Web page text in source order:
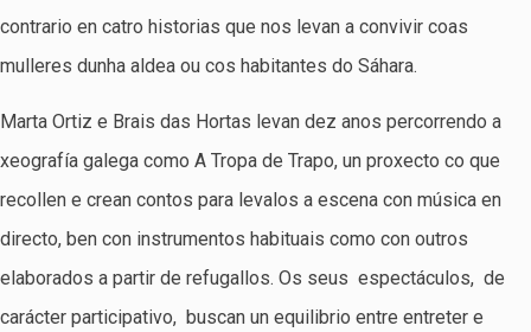
contrario en catro historias que nos levan a convivir coas
mulleres dunha aldea ou cos habitantes do Sáhara.
Marta Ortiz e Brais das Hortas levan dez anos percorrendo a
xeografía galega como A Tropa de Trapo, un proxecto co que
recollen e crean contos para levalos a escena con música en
directo, ben con instrumentos habituais como con outros
elaborados a partir de refugallos. Os seus espectáculos, de
carácter participativo, buscan un equilibrio entre entreter e